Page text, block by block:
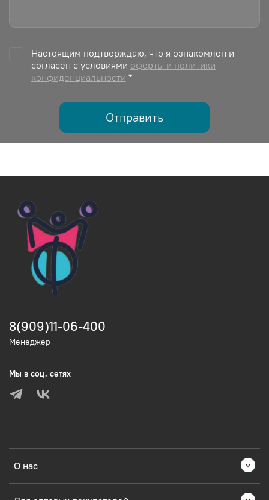
Настоящим подтверждаю, что я ознакомлен и
согласен с условиями оферты и политики
конфиденциальности *
Отправить
О нас
8(909)11-06-400
Менеджер
Мы в соц. сетях